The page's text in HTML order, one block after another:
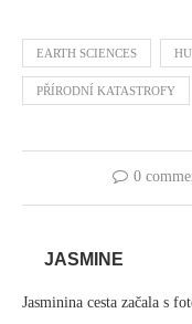
EARTH SCIENCES
PŘÍRODNÍ KATASTROFY
0
JASMINE
Jasminina cesta začala s